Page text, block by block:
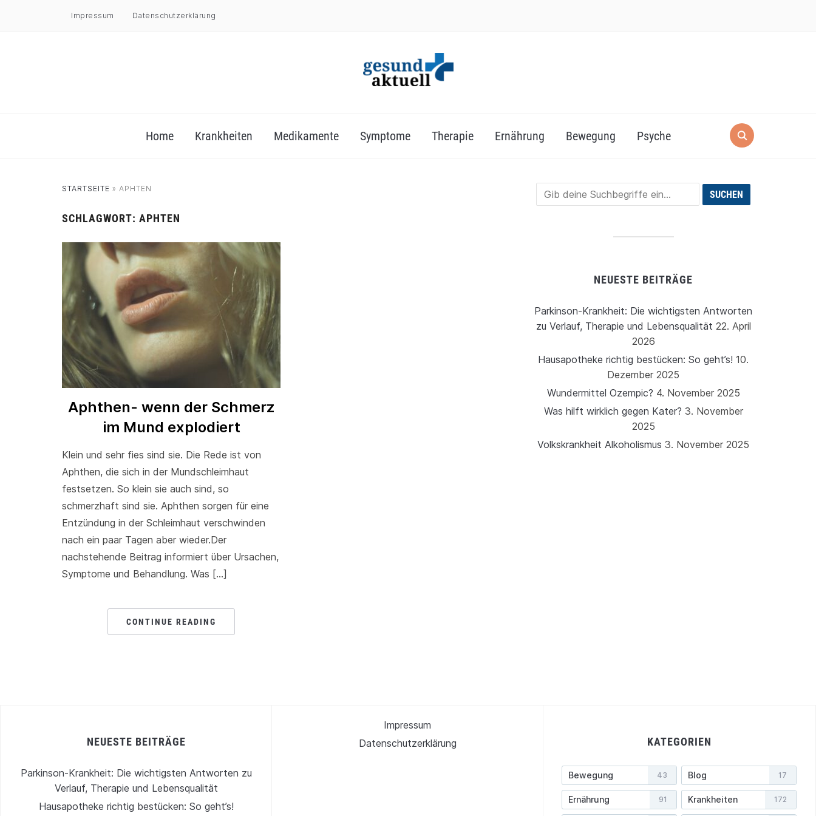
Impressum Datenschutzerklärung
Home Krankheiten Medikamente Symptome Therapie Ernährung Bewegung Psyche
STARTSEITE » APHTEN
SCHLAGWORT: APHTEN
Aphthen- wenn der Schmerz
im Mund explodiert
Klein und sehr fies sind sie. Die Rede ist von
Aphthen, die sich in der Mundschleimhaut
festsetzen. So klein sie auch sind, so
schmerzhaft sind sie. Aphthen sorgen für eine
Entzündung in der Schleimhaut verschwinden
nach ein paar Tagen aber wieder.Der
nachstehende Beitrag informiert über Ursachen,
Symptome und Behandlung. Was […]
CONTINUE READING
NEUESTE BEITRÄGE
Parkinson-Krankheit: Die wichtigsten Antworten
zu Verlauf, Therapie und Lebensqualität 22. April
2026
Hausapotheke richtig bestücken: So geht’s! 10.
Dezember 2025
Wundermittel Ozempic? 4. November 2025
Was hilft wirklich gegen Kater? 3. November
2025
Volkskrankheit Alkoholismus 3. November 2025
NEUESTE BEITRÄGE
Parkinson-Krankheit: Die wichtigsten Antworten zu
Verlauf, Therapie und Lebensqualität
Hausapotheke richtig bestücken: So geht’s!
Impressum
Datenschutzerklärung
KATEGORIEN
Bewegung 43 Blog 17
Ernährung 91 Krankheiten 172